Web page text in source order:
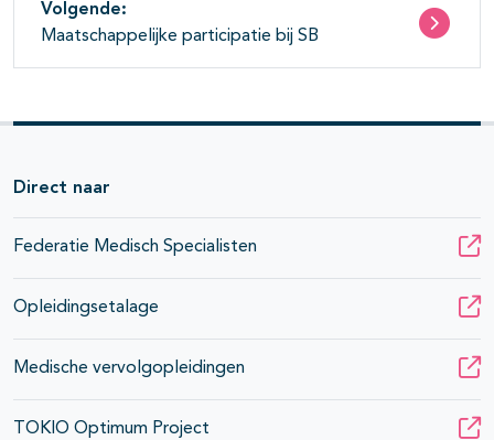
Volgende:
Maatschappelijke participatie bij SB
Direct naar
Federatie Medisch Specialisten
Opleidingsetalage
Medische vervolgopleidingen
TOKIO Optimum Project